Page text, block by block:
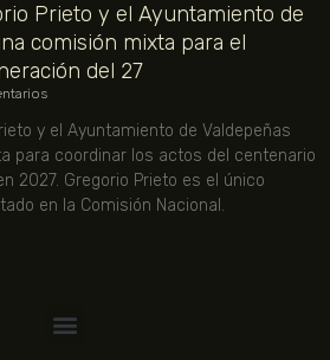
Prieto y el Ayuntamiento de
comisión mixta para el
del 27
y el Ayuntamiento de Valdepeñas
para coordinar los actos del centenario
2027. Gregorio Prieto es el único
en la Comisión Nacional.